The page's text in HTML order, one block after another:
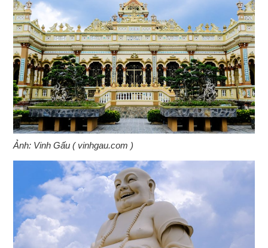
Ảnh: Vinh Gấu ( vinhgau.com )